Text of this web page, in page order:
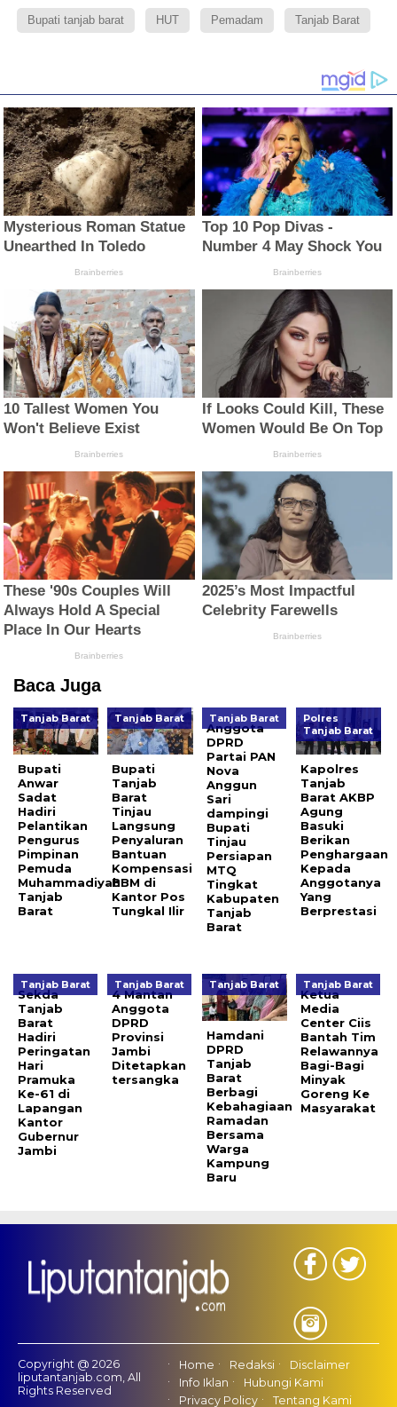
Bupati tanjab barat HUT Pemadam Tanjab Barat
Baca Juga
Tanjab Barat
Bupati
Anwar
Sadat
Hadiri
Pelantikan
Pengurus
Pimpinan
Pemuda
Muhammadiyah
Tanjab
Barat
Tanjab Barat
Bupati
Tanjab
Barat
Tinjau
Langsung
Penyaluran
Bantuan
Kompensasi
BBM di
Kantor Pos
Tungkal Ilir
Tanjab Barat
Anggota
DPRD
Partai PAN
Nova
Anggun
Sari
dampingi
Bupati
Tinjau
Persiapan
MTQ
Tingkat
Kabupaten
Tanjab
Barat
Polres
Tanjab Barat
Kapolres
Tanjab
Barat AKBP
Agung
Basuki
Berikan
Penghargaan
Kepada
Anggotanya
Yang
Berprestasi
Tanjab Barat
Sekda
Tanjab
Barat
Hadiri
Peringatan
Hari
Pramuka
Ke-61 di
Lapangan
Kantor
Gubernur
Jambi
Tanjab Barat
4 Mantan
Anggota
DPRD
Provinsi
Jambi
Ditetapkan
tersangka
Tanjab Barat
Hamdani
DPRD
Tanjab
Barat
Berbagi
Kebahagiaan
Ramadan
Bersama
Warga
Kampung
Baru
Tanjab Barat
Ketua
Media
Center Ciis
Bantah Tim
Relawannya
Bagi-Bagi
Minyak
Goreng Ke
Masyarakat
Copyright @ 2026
liputantanjab.com, All
Rights Reserved
Home Redaksi
Disclaimer
Info Iklan
Hubungi Kami
Privacy Policy
Tentang Kami